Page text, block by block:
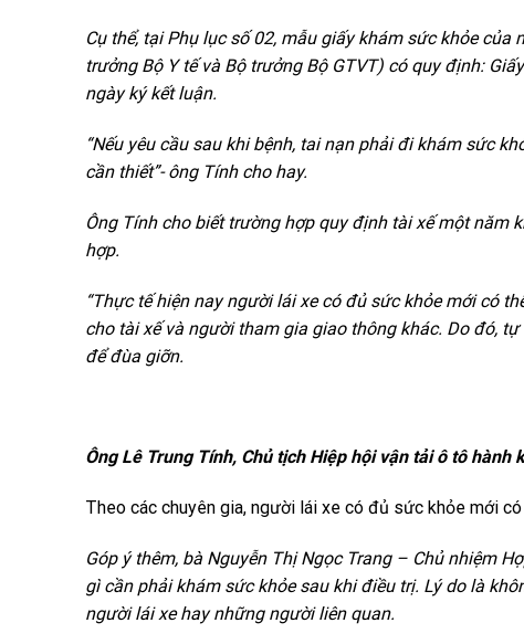
Cụ thể, tại Phụ lục số 02, mẫu giấy khám sức khỏe
trưởng Bộ Y tế và Bộ trưởng Bộ GTVT) có quy định:
ngày ký kết luận.
“Nếu yêu cầu sau khi bệnh, tai nạn phải đi khám sức
cần thiết”- ông Tính cho hay.
Ông Tính cho biết trường hợp quy định tài xế một năm
hợp.
“Thực tế hiện nay người lái xe có đủ sức khỏe mới có
cho tài xế và người tham gia giao thông khác. Do đó,
để đùa giỡn.
Ông Lê Trung Tính, Chủ tịch Hiệp hội vận tải ô tô hành
Theo các chuyên gia, người lái xe có đủ sức khỏe mới có
Góp ý thêm, bà Nguyễn Thị Ngọc Trang – Chủ nhiệm
gì cần phải khám sức khỏe sau khi điều trị. Lý do là
người láixe haynhững người liên quan.